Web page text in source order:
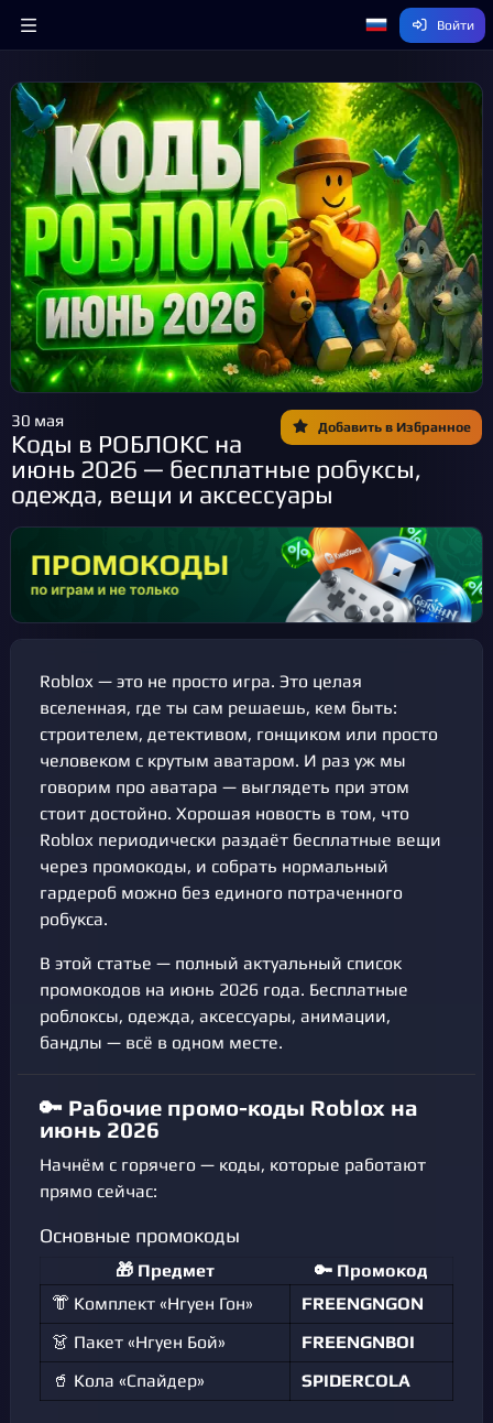
Войти
Добавить в Избранное
30 мая
Коды в РОБЛОКС на
июнь 2026 — бесплатные робуксы,
одежда, вещи и аксессуары
Roblox — это не просто игра. Это целая
вселенная, где ты сам решаешь, кем быть:
строителем, детективом, гонщиком или просто
человеком с крутым аватаром. И раз уж мы
говорим про аватара — выглядеть при этом
стоит достойно. Хорошая новость в том, что
Roblox периодически раздаёт бесплатные вещи
через промокоды, и собрать нормальный
гардероб можно без единого потраченного
робукса.
В этой статье — полный актуальный список
промокодов на июнь 2026 года. Бесплатные
роблоксы, одежда, аксессуары, анимации,
бандлы — всё в одном месте.
🔑 Рабочие промо-коды Roblox на
июнь 2026
Начнём с горячего — коды, которые работают
прямо сейчас:
Основные промокоды
🎁 Предмет
🔑 Промокод
👘 Комплект «Нгуен Гон»
FREENGNGON
👗 Пакет «Нгуен Бой»
FREENGNBOI
🥤 Кола «Спайдер»
SPIDERCOLA